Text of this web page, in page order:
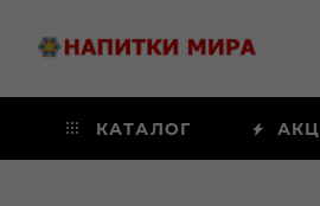
КАТАЛОГ